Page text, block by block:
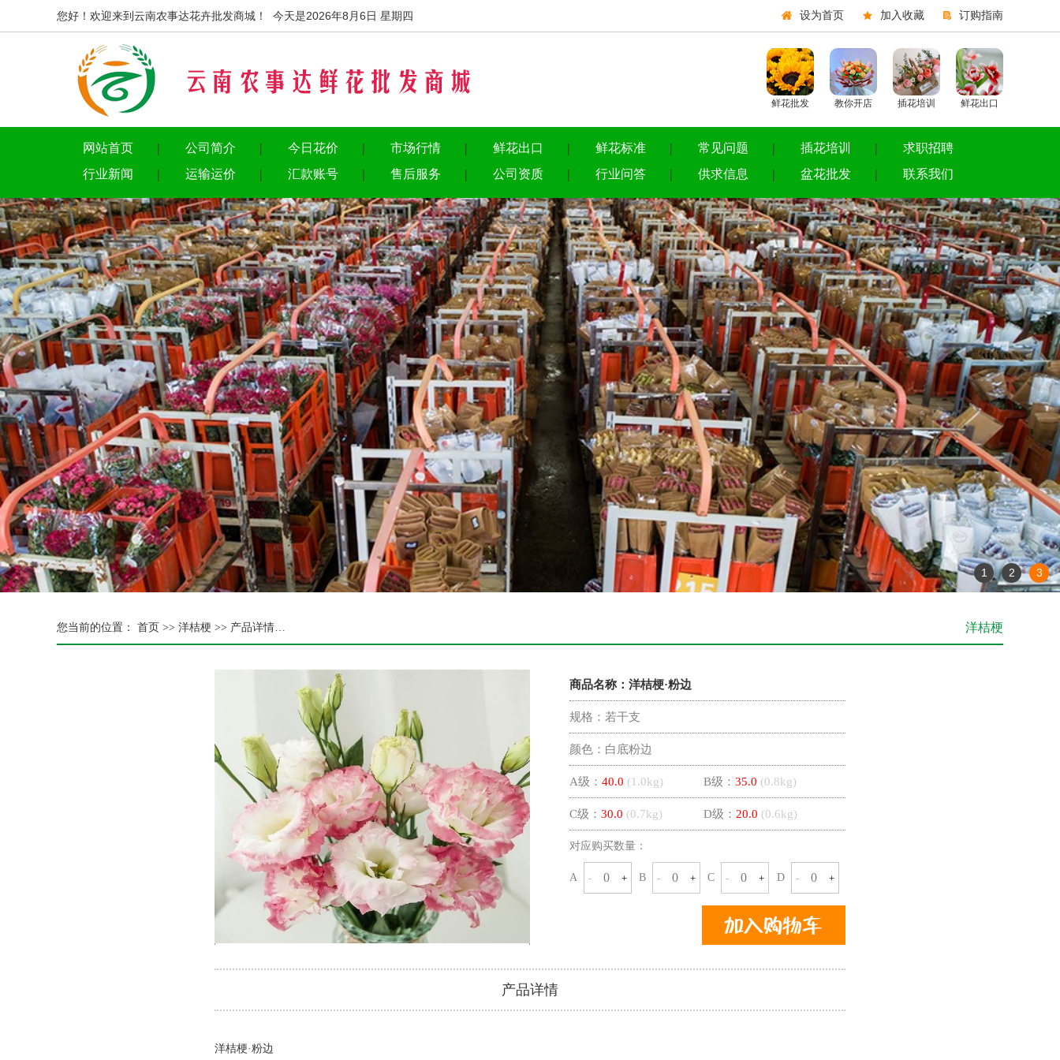
您好！欢迎来到云南农事达花卉批发商城！ 今天是2026年8月6日 星期四 设为首页 加入收藏 订购指南
鲜花批发 教你开店 插花培训 鲜花出口
网站首页 公司简介 今日花价 市场行情 鲜花出口 鲜花标准 常见问题 插花培训
求职招聘
行业新闻
运输运价 汇款账号 售后服务 公司资质 行业问答 供求信息 盆花批发 联系我们
1 2 3
您当前的位置： 首页 >> 洋桔梗 >> 产品详情… 洋桔梗
商品名称： 洋桔梗·粉边
规格： 若干支
颜色： 白底粉边
A级： 40.0 ( 1.0kg) B级： 35.0 (0.8kg)
C级： 30.0 (0.7kg) D级： 20.0 (0.6kg)
对应购买数量：
A - + B - + C - + D - +
产品详情
洋桔梗·粉边